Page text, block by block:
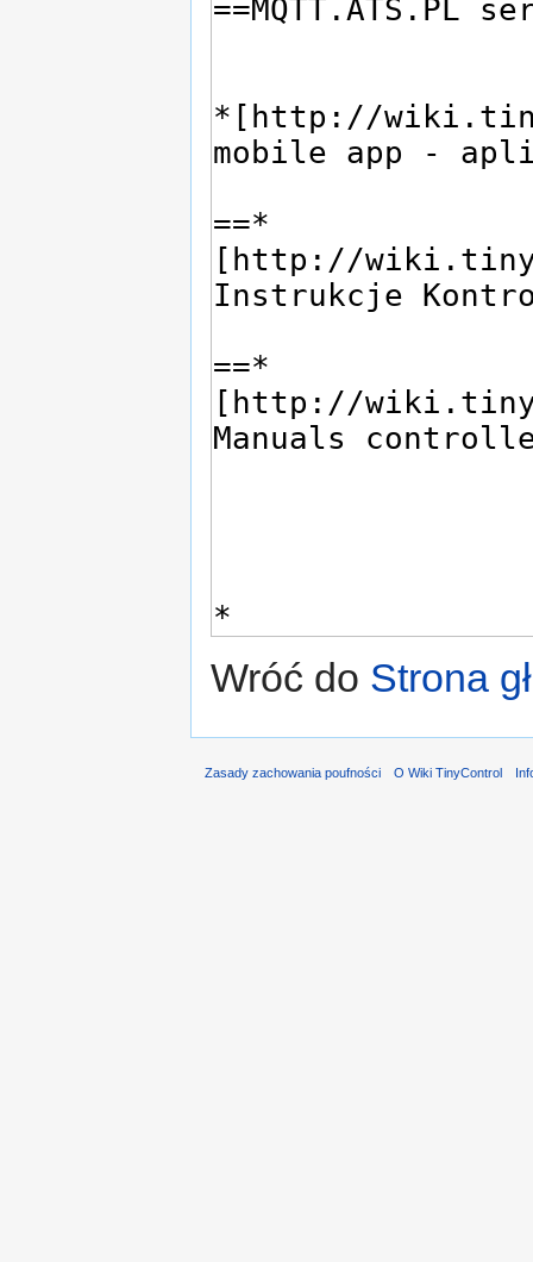
Wróć do Strona
Zasady zachowania poufności O Wiki TinyControl